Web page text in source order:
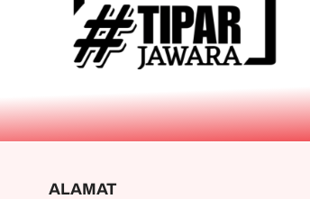
Gg. Hikmat II
RT 001 RW 002
ALAMAT